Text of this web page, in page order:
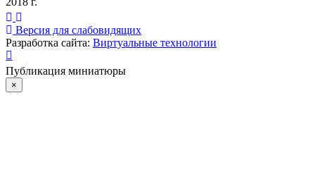
Версия для слабовидящих
Разработка сайта: Виртуальные технологии
Публикация миниатюры
×